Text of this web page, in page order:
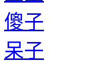
傻子
呆子